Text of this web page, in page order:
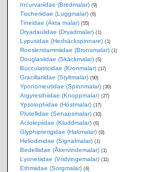
Incurvariidae (Bredmalar) (9)
Tischeriidae (Luggmalar) (6)
Tineidae (Äkta malar) (55)
Dryadaulidae (Dryadmalar) (1)
Lypusidae (Hedsäckspinnare) (1)
Roeslerstammiidae (Bronsmalar) (1)
Douglasiidae (Skäckmalar) (5)
Bucculatricidae (Kronmalar) (17)
Gracillariidae (Styltmalar) (90)
Yponomeutidae (Spinnmalar) (30)
Argyresthiidae (Knoppmalar) (27)
Ypsolophidae (Höstmalar) (17)
Plutellidae (Senapsmalar) (10)
Acrolepiidae (Kluddmalar) (6)
Glyphipterigidae (Hakmalar) (8)
Heliodinidae (Signalmalar) (1)
Bedelliidae (Åkervindemalar) (1)
Lyonetiidae (Vridvingemalar) (11)
Ethmiidae (Sorgmalar) (6)